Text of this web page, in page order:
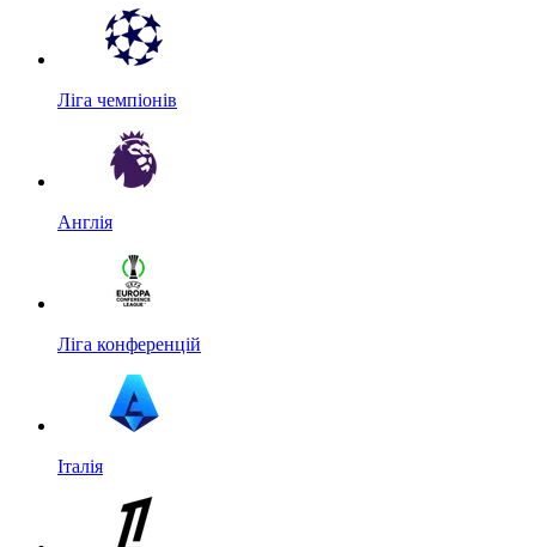
Ліга чемпіонів
Англія
Ліга конференцій
Італія